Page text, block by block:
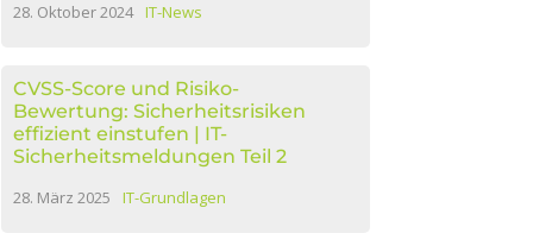
28. Oktober 2024 IT-News
CVSS-Score und Risiko-
Bewertung: Sicherheitsrisiken
effizient einstufen | IT-
Sicherheitsmeldungen Teil 2
28. März 2025 IT-Grundlagen